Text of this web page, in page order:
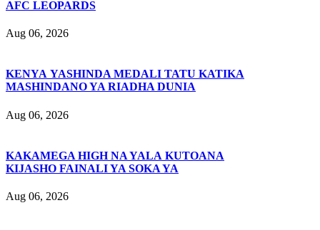
AFC LEOPARDS
Aug 06, 2026
KENYA YASHINDA MEDALI TATU KATIKA
MASHINDANO YA RIADHA DUNIA
Aug 06, 2026
KAKAMEGA HIGH NA YALA KUTOANA
KIJASHO FAINALI YA SOKA YA
Aug 06, 2026